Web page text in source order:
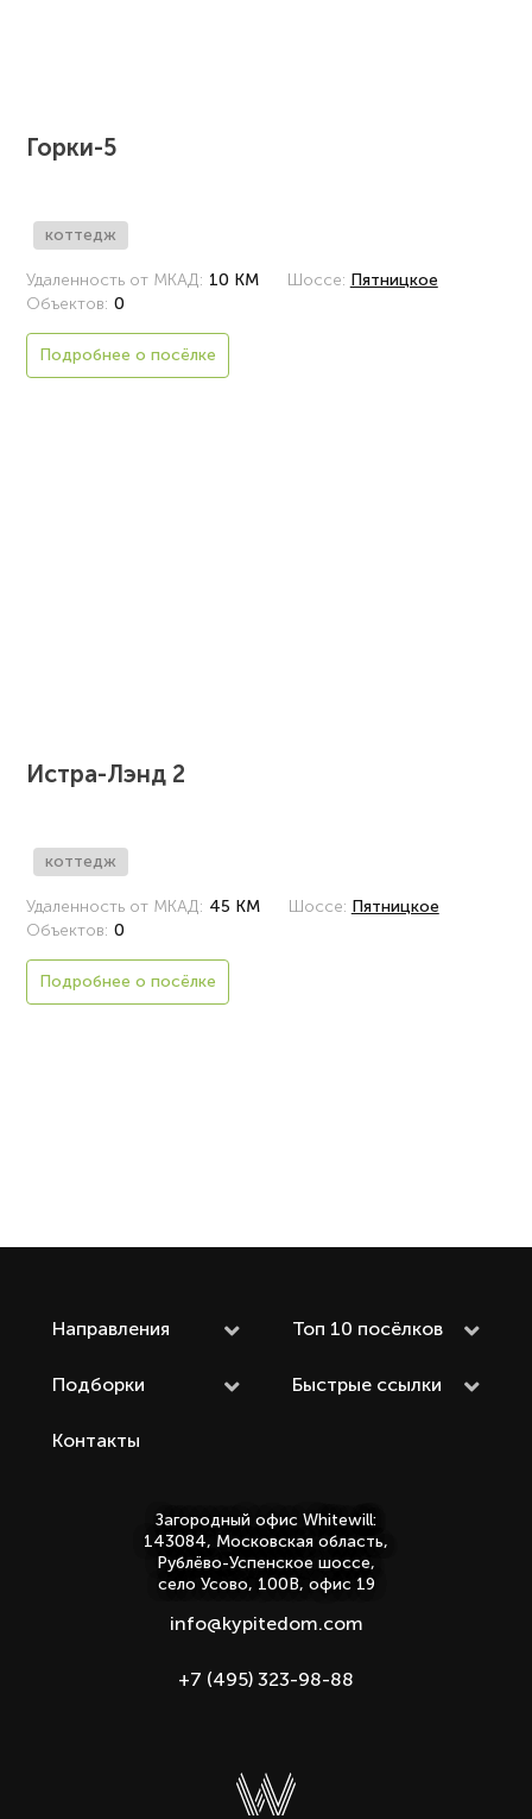
Горки-5
коттедж
Удаленность от МКАД: 10 КМ Шоссе: Пятницкое
Объектов: 0
Подробнее о посёлке
Истра-Лэнд 2
коттедж
Удаленность от МКАД: 45 КМ Шоссе: Пятницкое
Объектов: 0
Подробнее о посёлке
Направления Топ 10 посёлков
Подборки Быстрые ссылки
Контакты
Загородный офис Whitewill:
143084, Московская область,
Рублёво-Успенское шоссе,
село Усово, 100В, офис 19
info@kypitedom.com
+7 (495) 323-98-88